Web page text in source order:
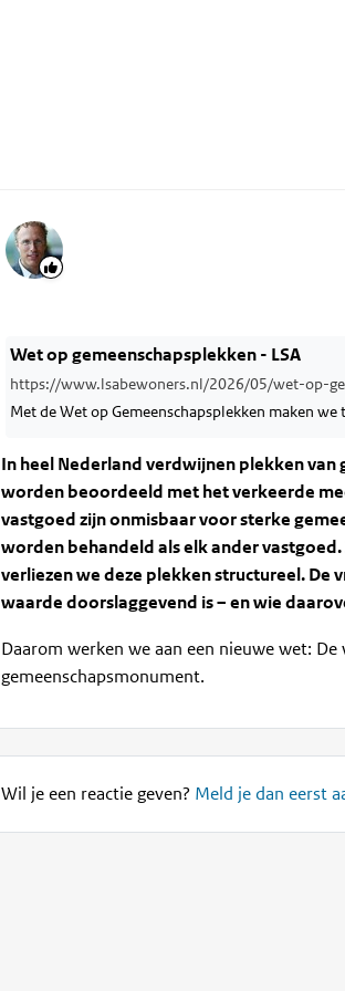
Wet op gemeenschapsplekken - LSA
https://www.lsabewoners.nl/2026/05/wet-op-
Met de Wet op Gemeenschapsplekken maken
In heel Nederland verdwijnen plekken
worden beoordeeld met het verkeerde
vastgoed zijn onmisbaar voor sterke
worden behandeld als elk ander vastgoed.
verliezen we deze plekken structureel. De
waarde doorslaggevend is – en wie
Daarom werken we aan een nieuwe wet:
gemeenschapsmonument.
Wil je een reactie geven? Meld je dan eerst